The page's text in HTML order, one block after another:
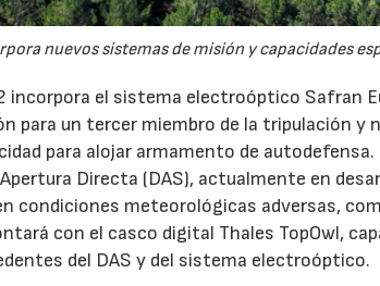
nuevos sistemas de misión y capacidades
incorpora el sistema electroóptico Safran
para un tercer miembro de la tripulación y
para alojar armamento de
Directa (DAS), actualmente en
condiciones meteorológicas adversas,
con el casco digital Thales TopOwl,
del DAS y del sistema electroóptico.